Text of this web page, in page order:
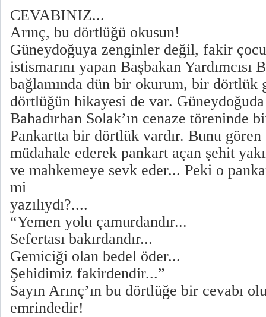
CEVABINIZ...
Arınç, bu dörtlüğü okusun!
Güneydoğuya zenginler değil, fakir
istismarını yapan Başbakan Yardımcısı
bağlamında dün bir okurum, bir dörtlük
dörtlüğün hikayesi de var.
Bahadırhan Solak’ın cenaze töreninde
Pankartta bir dörtlük vardır. Bunu gören
müdahale ederek pankart açan şehit
ve mahkemeye sevk eder... Peki o
mi
yazılıydı?....
“Yemen yolu çamurdandır...
Sefertası bakırdandır...
Gemiciği olan bedel öder...
Şehidimiz fakirdendir...”
Sayın Arınç’ın bu dörtlüğe bir cevabı
emrindedir!